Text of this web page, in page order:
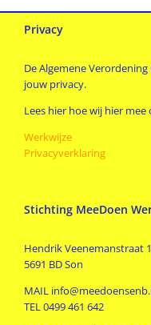
Privacy
De Algemene
jouw privacy.
Lees hier hoe wij hier mee
Werkwijze
Privacyverklaring
Stichting MeeDoen
Hendrik Veenemanstraat
5691 BD Son
MAIL
TEL 0499 461 642